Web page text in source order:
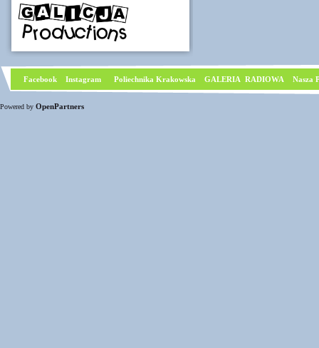
Facebook Instagram Poliechnika Krakowska GALERIA RADIOWA Nasza
Powered by OpenPartners